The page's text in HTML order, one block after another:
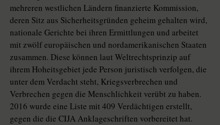
mehreren westlichen Ländern finanzierte Kommission,
deren Sitz aus Sicherheitsgründen geheim gehalten wird,
nationale Gerichte bei ihren Ermittlungen und arbeitet
mit zwölf europäischen und nordamerikanischen Staaten
zusammen. Diese können laut Weltrechtsprinzip auf
ihrem Hoheitsgebiet jede Person juristisch verfolgen, die
unter dem Verdacht steht, Kriegsverbrechen und
Verbrechen gegen die Menschlichkeit verübt zu haben.
2016 wurde eine Liste mit 409 Verdächtigen erstellt,
gegen die die CIJA Anklageschriften vorbereitet hat.